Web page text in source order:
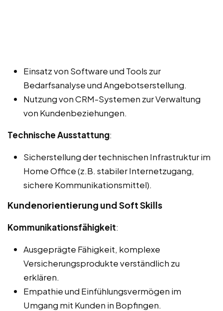
Einsatz von Software und Tools zur
Bedarfsanalyse und Angebotserstellung.
Nutzung von CRM-Systemen zur Verwaltung
von Kundenbeziehungen.
Technische Ausstattung:
Sicherstellung der technischen Infrastruktur im
Home Office (z.B. stabiler Internetzugang,
sichere Kommunikationsmittel).
Kundenorientierung und Soft Skills
Kommunikationsfähigkeit:
Ausgeprägte Fähigkeit, komplexe
Versicherungsprodukte verständlich zu
erklären.
Empathie und Einfühlungsvermögen im
Umgang mit Kunden in Bopfingen.